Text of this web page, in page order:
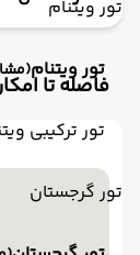
تور ویتنام
تور ویتنام
تور ترکیبی
تور گرجستان
فاصله تا